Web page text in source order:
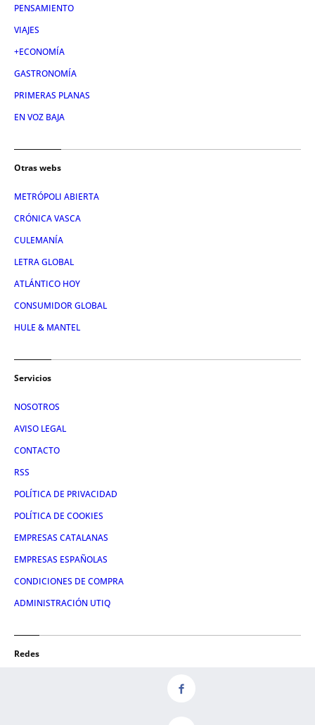
PENSAMIENTO
VIAJES
+ECONOMÍA
GASTRONOMÍA
PRIMERAS PLANAS
EN VOZ BAJA
Otras webs
METRÓPOLI ABIERTA
CRÓNICA VASCA
CULEMANÍA
LETRA GLOBAL
ATLÁNTICO HOY
CONSUMIDOR GLOBAL
HULE & MANTEL
Servicios
NOSOTROS
AVISO LEGAL
CONTACTO
RSS
POLÍTICA DE PRIVACIDAD
POLÍTICA DE COOKIES
EMPRESAS CATALANAS
EMPRESAS ESPAÑOLAS
CONDICIONES DE COMPRA
ADMINISTRACIÓN UTIQ
Redes